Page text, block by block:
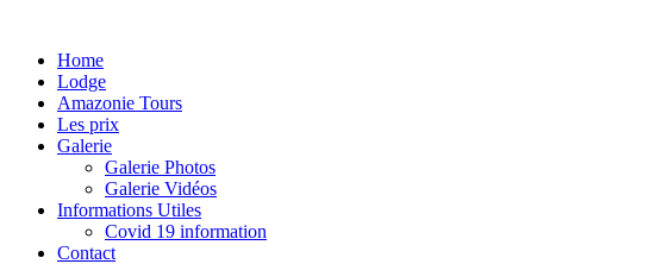
Home
Lodge
Amazonie Tours
Les prix
Galerie
Galerie Photos
Galerie Vidéos
Informations Utiles
Covid 19 information
Contact